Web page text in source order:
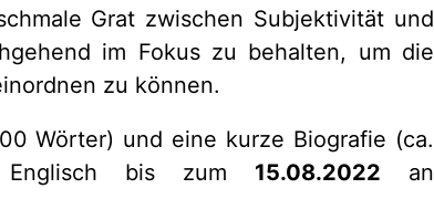
Grat zwischen Subjektivität und
im Fokus zu behalten, um die
zu können.
Wörter) und eine kurze Biografie (ca.
bis zum 15.08.2022 an